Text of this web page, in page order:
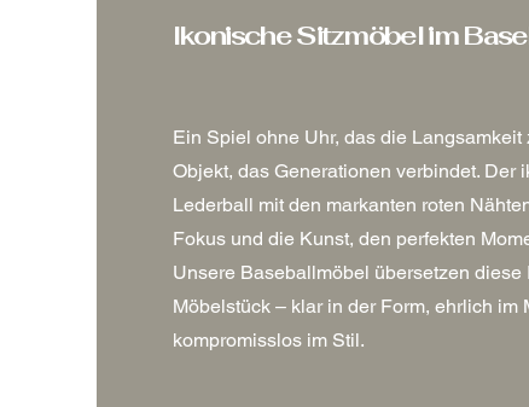
Ikonische Sitzmöbel im
Ein Spiel ohne Uhr, das die Langsamkeit
Objekt, das Generationen verbindet. Der
Lederball mit den markanten roten
Fokus und die Kunst, den perfekten
Unsere Baseballmöbel übersetzen diese
Möbelstück – klar in der Form, ehrlich im
kompromisslos im Stil.